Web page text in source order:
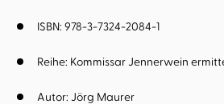
ISBN: 978-3-7324-2084-1
Reihe: Kommissar Jennerwein
Autor: Jörg Maurer